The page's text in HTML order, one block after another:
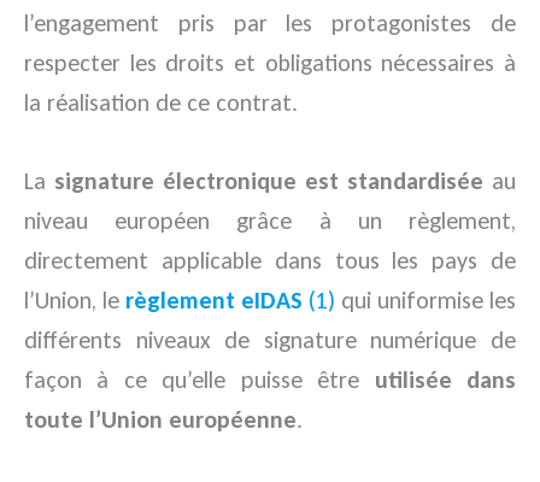
l’engagement pris par les protagonistes de
respecter les droits et obligations nécessaires à
la réalisation de ce contrat.
La signature électronique est standardisée au
niveau européen grâce à un règlement,
directement applicable dans tous les pays de
l’Union, le règlement eIDAS (1) qui uniformise les
différents niveaux de signature numérique de
façon à ce qu’elle puisse être utilisée dans
toute l’Union européenne.